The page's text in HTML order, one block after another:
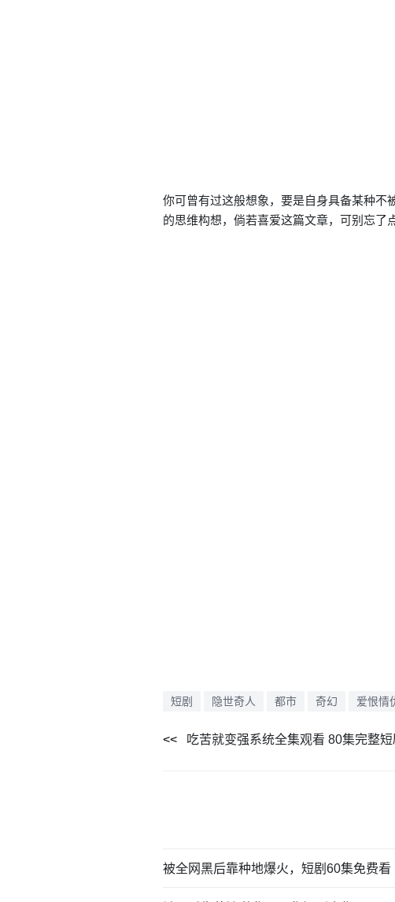
你可曾有过这般想象，要是自身具备某种不
的思维构想，倘若喜爱这篇文章，可别忘了
短剧 隐世奇人 都市 奇幻 爱恨情
吃苦就变强系统全集观看 80集完整
被全网黑后靠种地爆火，短剧60集免费看